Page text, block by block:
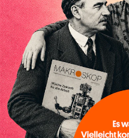
woanders nicht finden.
Dabei leben wir von
unseren Autoren, ihren
Recherchen, ihrem Wissen
und ihrem Enthusiasmus.
Gemeinsam scheren wir
aus den schmaler
werdenden Leitplanken
des Denkens aus.